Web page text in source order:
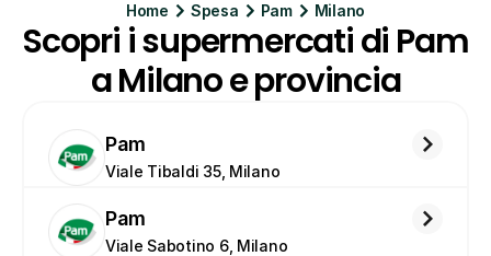
Home Spesa Pam Milano
Scopri i supermercati di Pam
a Milano e provincia
Pam
Viale Tibaldi 35, Milano
Pam
Viale Sabotino 6, Milano